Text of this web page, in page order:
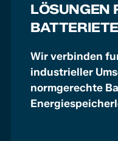
LÖSUNGEN
Wir verbinden
industrieller
normgerechte